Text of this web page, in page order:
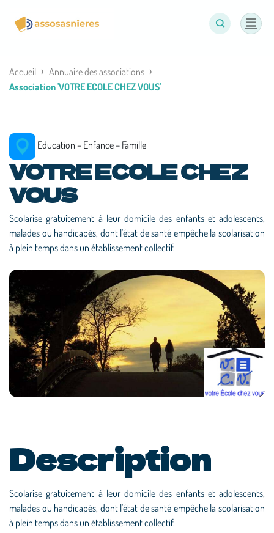
Accueil
Annuaire des associations
Association 'VOTRE ECOLE CHEZ VOUS'
Education – Enfance – Famille
VOTRE ECOLE CHEZ
VOUS
Scolarise gratuitement à leur domicile des enfants et adolescents,
malades ou handicapés, dont l'état de santé empêche la scolarisation
à plein temps dans un établissement collectif.
Description
Scolarise gratuitement à leur domicile des enfants et adolescents,
malades ou handicapés, dont l'état de santé empêche la scolarisation
à plein temps dans un établissement collectif.